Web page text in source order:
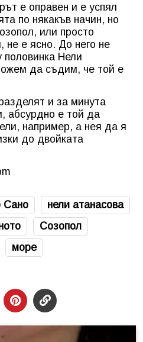
е оправен и е успял
по някакъв начин, но
или просто
не е ясно. До него не
Нели
да съдим, че той е
и за минута
абсурдно е той да
например, а нея да я
до двойката
Сано
нели атанасова
Созопол
море